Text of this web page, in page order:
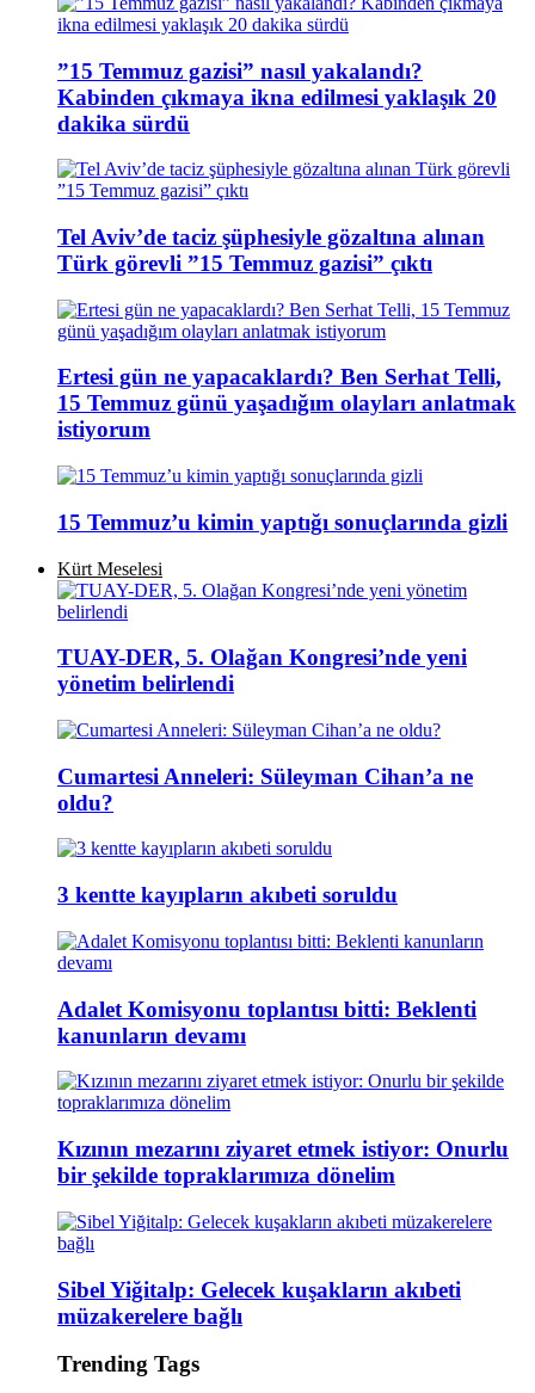
”15 Temmuz gazisi” nasıl yakalandı?
Kabinden çıkmaya ikna edilmesi yaklaşık 20
dakika sürdü
Tel Aviv’de taciz şüphesiyle gözaltına alınan
Türk görevli ”15 Temmuz gazisi” çıktı
Ertesi gün ne yapacaklardı? Ben Serhat Telli,
15 Temmuz günü yaşadığım olayları anlatmak
istiyorum
15 Temmuz’u kimin yaptığı sonuçlarında gizli
Kürt Meselesi
TUAY-DER, 5. Olağan Kongresi’nde yeni
yönetim belirlendi
Cumartesi Anneleri: Süleyman Cihan’a ne
oldu?
3 kentte kayıpların akıbeti soruldu
Adalet Komisyonu toplantısı bitti: Beklenti
kanunların devamı
Kızının mezarını ziyaret etmek istiyor: Onurlu
bir şekilde topraklarımıza dönelim
Sibel Yiğitalp: Gelecek kuşakların akıbeti
müzakerelere bağlı
Trending Tags